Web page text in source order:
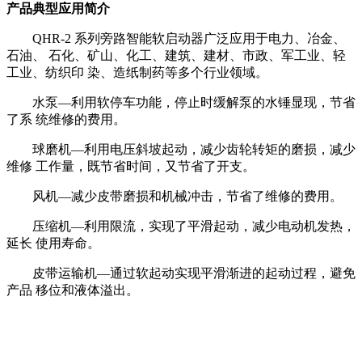
产品典型应用简介
QHR-2 系列旁路智能软启动器广泛应用于电力、冶金、
石油、 石化、矿山、化工、建筑、建材、市政、军工业、轻
工业、纺织印 染、造纸制药等多个行业领域。
水泵—利用软停车功能，停止时缓解泵的水锤显现，节省
了系 统维修的费用。
球磨机—利用电压斜坡起动，减少齿轮转矩的磨损，减少
维修 工作量，既节省时间，又节省了开支。
风机—减少皮带磨损和机械冲击，节省了维修的费用。
压缩机—利用限流，实现了平滑起动，减少电动机发热，
延长 使用寿命。
皮带运输机—通过软起动实现平滑渐进的起动过程，避免
产品 移位和液体溢出。